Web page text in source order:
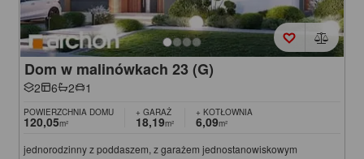
Dom w malinówkach 23 (G)
2 6 2 1
POWIERZCHNIA DOMU
120,05m²
+ GARAŻ
18,19m²
+ KOTŁOWNIA
6,09m²
jednorodzinny z poddaszem, z garażem jednostanowiskowym